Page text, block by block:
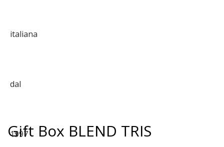
Gift Box BLEND TRIS